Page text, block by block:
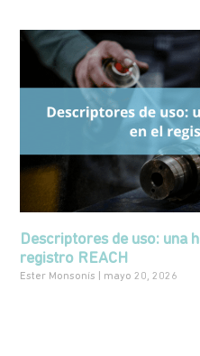
Descriptores de uso: una
registro REACH
Ester Monsonís mayo 20, 2026